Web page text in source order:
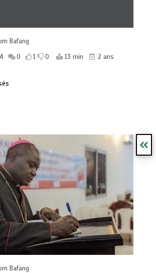
Bafang
0 1 0 13 min
2 ans
Bafang
Mgr Abraham KOME visite certains
bienfaiteur-donateur Mathurin